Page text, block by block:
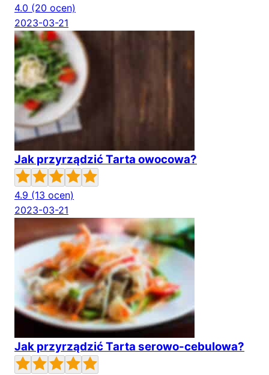
4.0 (20 ocen)
2023-03-21
Jak przyrządzić Tarta owocowa?
4.9 (13 ocen)
2023-03-21
Jak przyrządzić Tarta serowo-cebulowa?